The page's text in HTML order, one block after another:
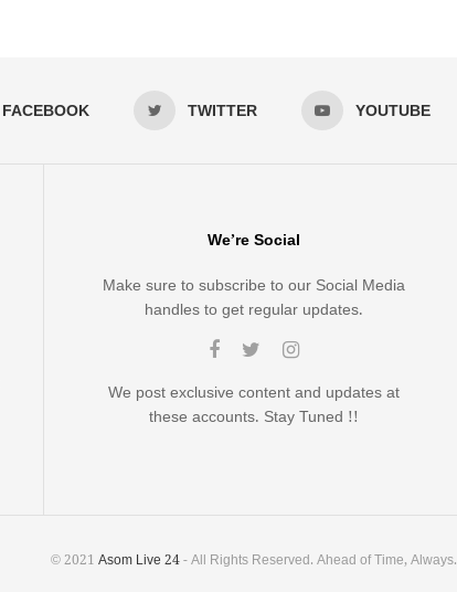
FACEBOOK TWITTER YOUTUBE
We’re Social
Make sure to subscribe to our Social Media
handles to get regular updates.
We post exclusive content and updates at
these accounts. Stay Tuned !!
© 2021 Asom Live 24- All Rights Reserved. Ahead of Time, Always.